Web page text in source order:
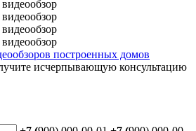
построенных домов
исчерпывающую консультацию